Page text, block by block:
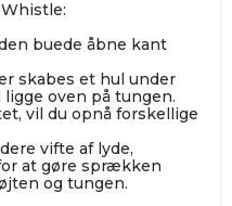
buede åbne kant
skabes et hul under
oven på tungen.
vil du opnå forskellige
vifte af lyde,
at gøre sprækken
og tungen.